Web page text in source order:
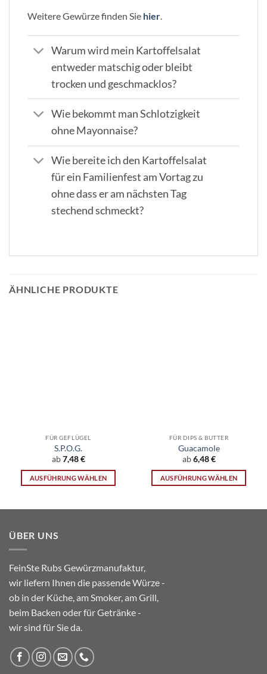
Weitere Gewürze finden Sie hier
Warum wird mein Kartoffelsalat
entweder matschig oder bleibt
trocken und geschmacklos?
Wie bekommt man Schlotzigkeit
ohne Mayonnaise?
Wie bereite ich den Kartoffelsalat
für ein Familienfest am Vortag zu
ohne dass er am nächsten Tag
stechend schmeckt?
ÄHNLICHE PRODUKTE
FÜR GEFLÜGEL
S.P.O.G.
ab7,48€
AUSFÜHRUNG WÄHLEN
Die
Optionen
auf
der
Produktseite
werden
FÜR DIPS & BUTTER
Guacamole
ab6,48€
AUSFÜHRUNG WÄHLEN
ÜBER UNS
FeinSte Rubs Gewürzmanufaktur,
wir liefern Ihnen die passende Würze -
ob in der Küche, am Smoker, am Grill,
beim Backen oder für Getränke -
wir sind für Sie da.